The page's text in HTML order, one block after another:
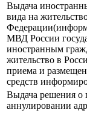
Выдача
вида на
МВД России
иностранным
жительство в
приема и
средств
Выдача решения о
аннулировании